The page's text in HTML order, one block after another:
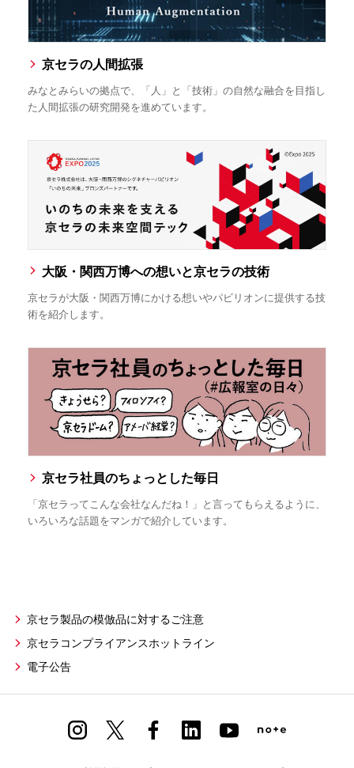
京セラの人間拡張
みなとみらいの拠点で、「人」と「技術」の自然な融合を目指し
た人間拡張の研究開発を進めています。
大阪・関西万博への想いと京セラの技術
京セラが大阪・関西万博にかける想いやパビリオンに提供する技
術を紹介します。
京セラ社員のちょっとした毎日
「京セラってこんな会社なんだね！」と言ってもらえるように、
いろいろな話題をマンガで紹介しています。
京セラ製品の模倣品に対するご注意
京セラコンプライアンスホットライン
電子公告